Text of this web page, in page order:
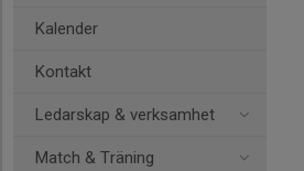
Kalender
Kontakt
Ledarskap & verksamhet
Match & Träning